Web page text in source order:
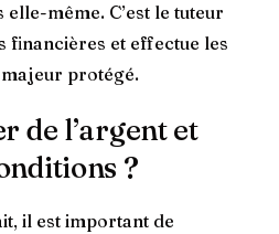
même. C’est le tuteur
financières et effectue les
protégé.
de l’argent et
?
il est important de